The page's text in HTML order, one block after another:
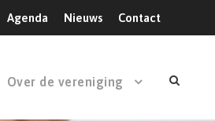
Agenda Nieuws Contact
Over de vereniging